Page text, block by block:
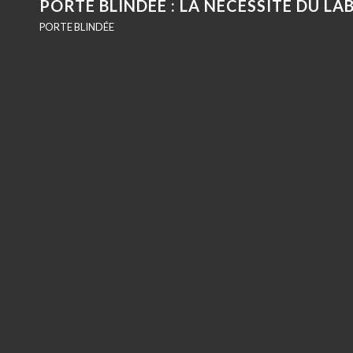
PORTE BLINDÉE : LA NÉCESSITÉ DU
PORTE BLINDÉE